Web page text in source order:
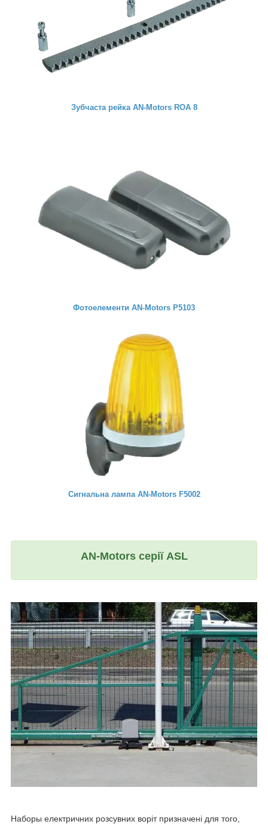
Зубчаста рейка AN-Motors ROA 8
Фотоелементи AN-Motors P5103
Сигнальна лампа AN-Motors F5002
AN-Motors серії ASL
Наборы електричних розсувних воріт призначені для того,